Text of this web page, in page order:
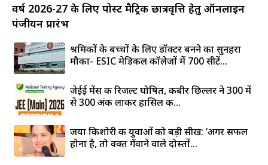
वर्ष 2026-27 के लिए पोस्ट मैट्रिक छात्रवृत्ति हेतु ऑनलाइन
पंजीयन प्रारंभ
श्रमिकों के बच्चों के लिए डॉक्टर बनने का सुनहरा
मौका- ESIC मेडिकल कॉलेजों में 700 सीटें...
जेईई मेंस की रिजल्ट घोषित, कबीर छिल्लर ने 300 में
से 300 अंक लाकर हासिल की...
जया किशोरी की युवाओं को बड़ी सीख: ‘अगर सफल
होना है, तो वक्त गँवाने वाले दोस्तों...